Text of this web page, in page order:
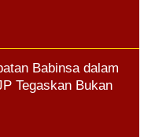
Babinsa dalam
Tegaskan Bukan